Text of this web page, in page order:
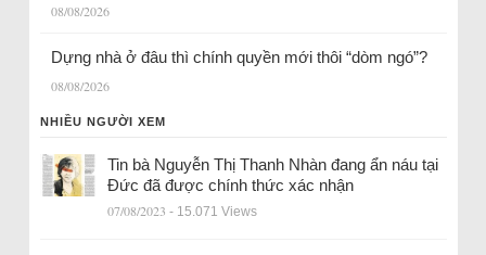
08/08/2026
Dựng nhà ở đâu thì chính quyền mới thôi “dòm ngó”?
08/08/2026
NHIỀU NGƯỜI XEM
Tin bà Nguyễn Thị Thanh Nhàn đang ẩn náu tại
Đức đã được chính thức xác nhận
07/08/2023 - 15.071 Views